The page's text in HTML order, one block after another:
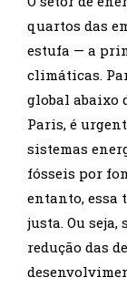
quartos das
estufa — a
climáticas.
global abaixo
Paris, é
sistemas
fósseis por
entanto, essa
justa. Ou
redução das